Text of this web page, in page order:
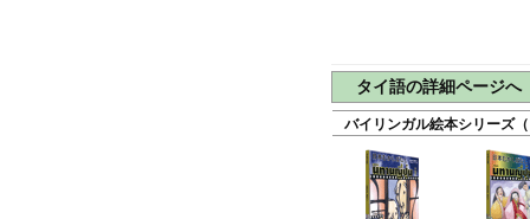
タイ語の詳細ページへ
バイリンガル絵本シリーズ